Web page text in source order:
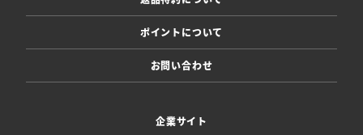
ポイントについて
お問い合わせ
企業サイト